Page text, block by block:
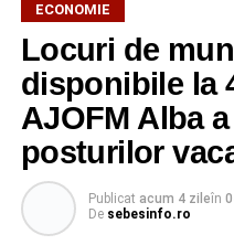
Potrivit unui comunicat al
gradual, în funcție de
Reprezentanții Kronospan
este monitorizată
capacitate normală
Compania dă asigurări
de producție nu va afecta
Kronospan se numără
ECONOMIE
Locuri de
disponibile la
AJOFM Alba
posturilor
Publicat acum 4 zileîn
De sebesinfo.ro